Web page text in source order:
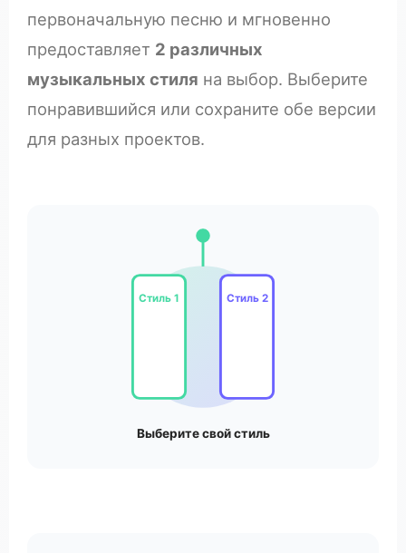
первоначальную песню и мгновенно
предоставляет 2 различных
музыкальных стиля на выбор. Выберите
понравившийся или сохраните обе версии
для разных проектов.
Стиль 1 Стиль 2
Выберите свой стиль